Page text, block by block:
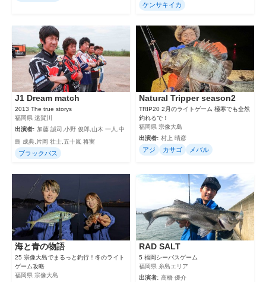
ケンサキイカ
J1 Dream match
2013 The true storys
福岡県 遠賀川
出演者: 加藤 誠司,小野 俊郎,山木 一人,中
島 成典,片岡 壮士,五十嵐 将実
ブラックバス
Natural Tripper season2
TRIP20 2月のライトゲーム 極寒でも全然
釣れるで！
福岡県 宗像大島
出演者: 村上 晴彦
アジ カサゴ メバル
海と青の物語
25 宗像大島でまるっと釣行！冬のライト
ゲーム攻略
福岡県 宗像大島
RAD SALT
5 福岡シーバスゲーム
福岡県 糸島エリア
出演者: 高橋 優介